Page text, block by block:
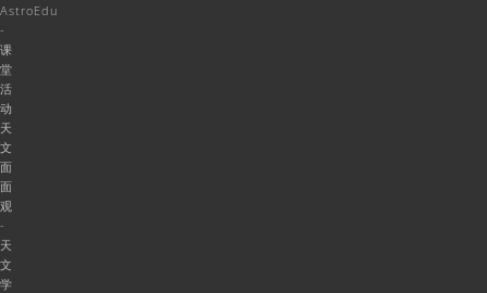
AstroEdu
-
课
堂
活
动
天
文
面
面
观
-
天
文
学